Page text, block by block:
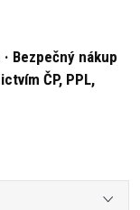
Bezpečný nákup
ČP, PPL,